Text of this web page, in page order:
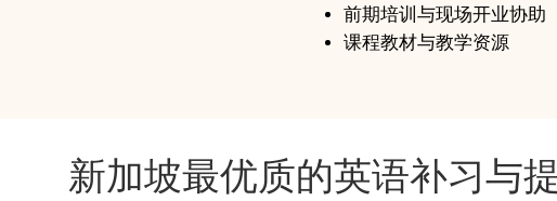
前期培训与现场开业协助
课程教材与教学资源
新加坡最优质的英语补习与